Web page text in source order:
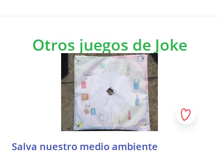
Otros juegos de Joke
Salva nuestro medio ambiente